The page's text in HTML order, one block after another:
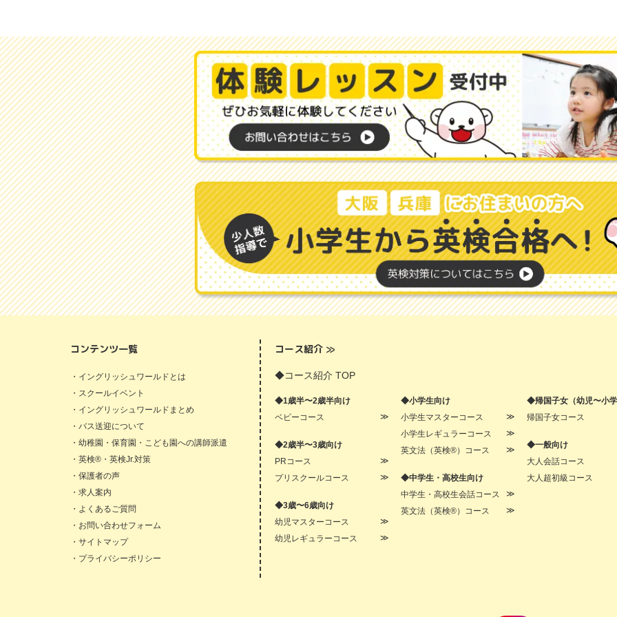
コンテンツ一覧
・イングリッシュワールドとは
・スクールイベント
・イングリッシュワールドまとめ
・バス送迎について
・幼稚園・保育園・こども園への講師派遣
・英検®・英検Jr.対策
・保護者の声
・求人案内
・よくあるご質問
・お問い合わせフォーム
・サイトマップ
・プライバシーポリシー
コース紹介 ≫
◆コース紹介 TOP
◆1歳半〜2歳半向け
ベビーコース
◆2歳半〜3歳向け
PRコース
プリスクールコース
◆3歳〜6歳向け
幼児マスターコース
幼児レギュラーコース
◆小学生向け
小学生マスターコース
小学生レギュラーコース
英文法（英検®）コース
◆中学生・高校生向け
中学生・高校生会話コース
英文法（英検®）コース
◆帰国子女（幼児〜小
帰国子女コース
◆一般向け
大人会話コース
大人超初級コース